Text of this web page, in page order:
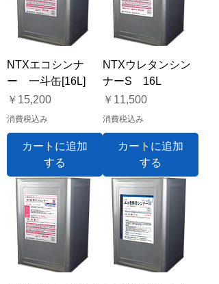
NTXエコシンナ
ー 一斗缶[16L]
価格
￥15,200
消費税込み
カートに追加
する
NTXウレタンシン
ナーS 16L
価格
￥11,500
消費税込み
カートに追加
する